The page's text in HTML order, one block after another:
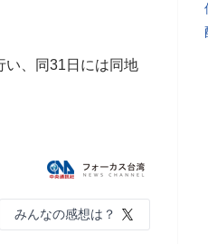
い、同31日には同地
みんなの感想は？